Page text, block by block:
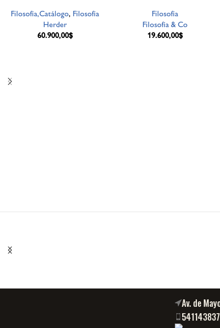
Filosofía,Catálogo, Filosofía
Herder
60.900,00$
Filosofía
Filosofía & Co
19.600,00$
Av. de